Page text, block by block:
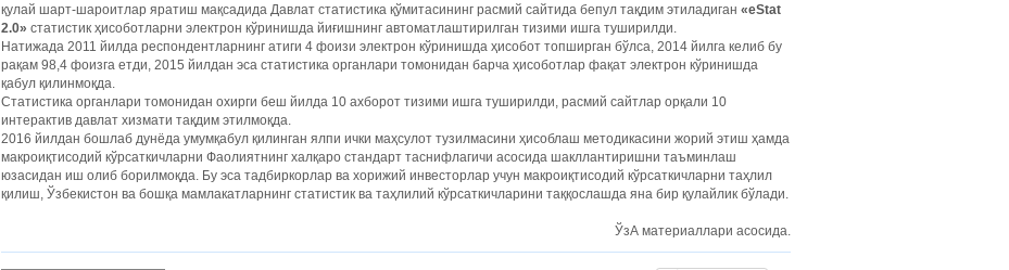
қулай шарт-шароитлар яратиш мақсадида Давлат статистика қўмитасининг расмий сайтида бепул тақдим этиладиган «eStat
2.0» статистик ҳисоботларни электрон кўринишда йиғишнинг автоматлаштирилган тизими ишга туширилди.
Натижада 2011 йилда респондентларнинг атиги 4 фоизи электрон кўринишда ҳисобот топширган бўлса, 2014 йилга келиб бу
рақам 98,4 фоизга етди, 2015 йилдан эса статистика органлари томонидан барча ҳисоботлар фақат электрон кўринишда
қабул қилинмоқда.
Статистика органлари томонидан охирги беш йилда 10 ахборот тизими ишга туширилди, расмий сайтлар орқали 10
интерактив давлат хизмати тақдим этилмоқда.
2016 йилдан бошлаб дунёда умумқабул қилинган ялпи ички маҳсулот тузилмасини ҳисоблаш методикасини жорий этиш ҳамда
макроиқтисодий кўрсаткичларни Фаолиятнинг халқаро стандарт таснифлагичи асосида шакллантиришни таъминлаш
юзасидан иш олиб борилмоқда. Бу эса тадбиркорлар ва хорижий инвесторлар учун макроиқтисодий кўрсаткичларни таҳлил
қилиш, Ўзбекистон ва бошқа мамлакатларнинг статистик ва таҳлилий кўрсаткичларини таққослашда яна бир қулайлик бўлади.
ЎзА материаллари асосида.